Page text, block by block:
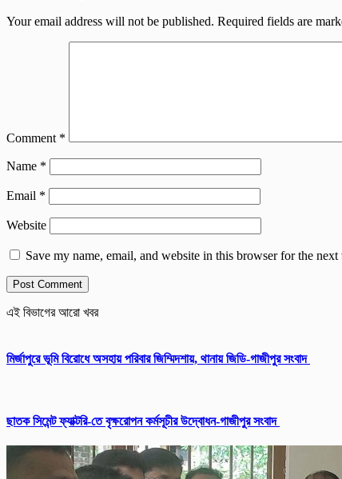
Your email address will not be published. Required fields are
Comment *
Name *
Email *
Website
Save my name, email, and website in this browser for the
এই বিভাগের আরো খবর
মির্জাপুরে ভূমি বিরোধে অসহায় পরিবার জিম্মিদশায়, থানায় জিডি-গাজীপুর সংবাদ
ছাতক সিমেন্ট ফ্যাক্টরি-তে বৃক্ষরোপন কর্মসূচীর উদ্বোধন-গাজীপুর সংবাদ